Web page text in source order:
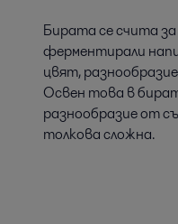
Бирата се счита
ферментирали
цвят,
Освен това в
разнообразие от
толкова сложна.